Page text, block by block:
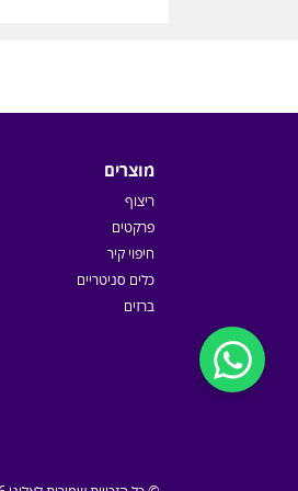
מוצרים
ריצוף
פרקטים
חיפוי קיר
כלים סניטריים
ברזים